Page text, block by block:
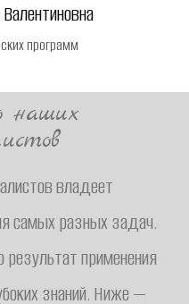
программ
наших
владеет
самых разных задач.
применения
знаний. Ниже —